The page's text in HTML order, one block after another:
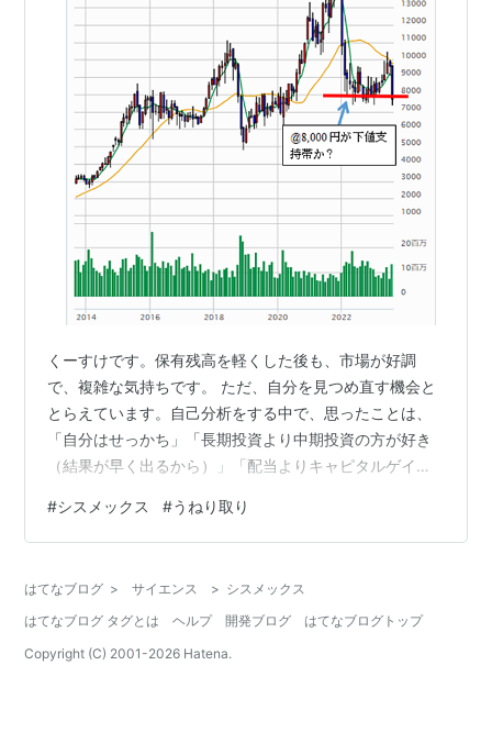
くーすけです。保有残高を軽くした後も、市場が好調
で、複雑な気持ちです。 ただ、自分を見つめ直す機会と
とらえています。自己分析をする中で、思ったことは、
「自分はせっかち」「長期投資より中期投資の方が好き
（結果が早く出るから）」「配当よりキャピタルゲイ
ておきながら何ですが、、、。理屈としては長期投資の
方が成績良好なのは知っているので、長期投資に精神を
純な長期投資は退屈なので、他に「退屈しのぎ」が要る
なと。 少し前までは、長期投資部隊のほかに中期投資部
隊を持っていましたが、それはそれで自分に向…
#シスメックス #うねり取り
はてなブログ > サイエンス > シスメックス
はてなブログ タグとは
ヘルプ 開発ブログ
はてなブログトップ
Copyright (C) 2001-2026 Hatena.